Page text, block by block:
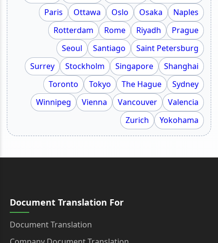
Naples
Osaka
Oslo
Ottawa
Paris
Prague
Riyadh
Rome
Rotterdam
Saint Petersburg
Santiago
Seoul
Shanghai
Singapore
Stockholm
Surrey
Sydney
The Hague
Tokyo
Toronto
Valencia
Vancouver
Vienna
Winnipeg
Yokohama
Zurich
Document Translation For
Document Translation